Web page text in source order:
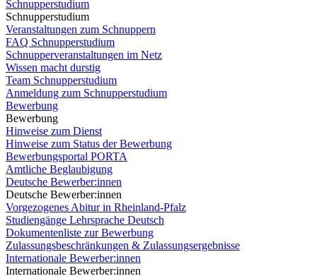
Schnupperstudium
Schnupperstudium
Veranstaltungen zum Schnuppern
FAQ Schnupperstudium
Schnupperveranstaltungen im Netz
Wissen macht durstig
Team Schnupperstudium
Anmeldung zum Schnupperstudium
Bewerbung
Bewerbung
Hinweise zum Dienst
Hinweise zum Status der Bewerbung
Bewerbungsportal PORTA
Amtliche Beglaubigung
Deutsche Bewerber:innen
Deutsche Bewerber:innen
Vorgezogenes Abitur in Rheinland-Pfalz
Studiengänge Lehrsprache Deutsch
Dokumentenliste zur Bewerbung
Zulassungsbeschränkungen & Zulassungsergebnisse
Internationale Bewerber:innen
Internationale Bewerber:innen